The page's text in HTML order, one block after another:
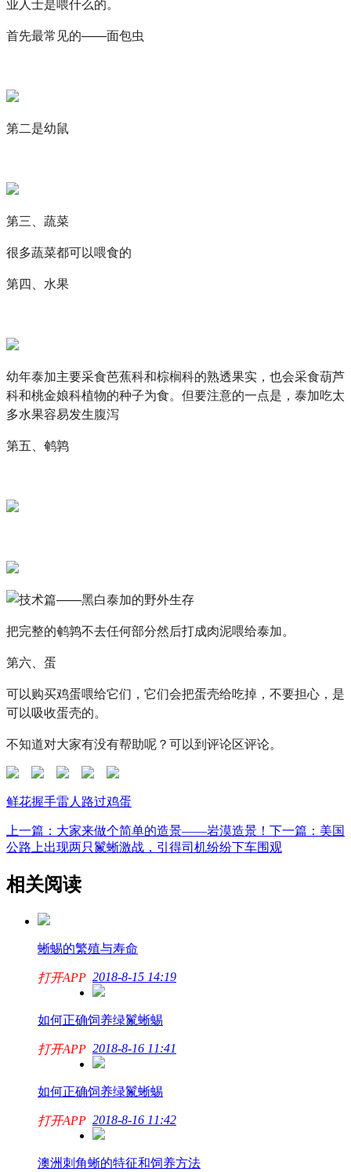
业人士是喂什么的。
首先最常见的——面包虫
第二是幼鼠
第三、蔬菜
很多蔬菜都可以喂食的
第四、水果
幼年泰加主要采食芭蕉科和棕榈科的熟透果实，也会采食葫芦
科和桃金娘科植物的种子为食。但要注意的一点是，泰加吃太
多水果容易发生腹泻
第五、鹌鹑
把完整的鹌鹑不去任何部分然后打成肉泥喂给泰加。
第六、蛋
可以购买鸡蛋喂给它们，它们会把蛋壳给吃掉，不要担心，是
可以吸收蛋壳的。
不知道对大家有没有帮助呢？可以到评论区评论。
鲜花握手雷人 路过鸡蛋
上一篇：大家来做个简单的造景——岩漠造景！ 下一篇：美国
公路上出现两只鬣蜥激战，引得司机纷纷下车围观
相关阅读
蜥蜴的繁殖与寿命
2018-8-15 14:19
打开APP
如何正确饲养绿鬣蜥蜴
2018-8-16 11:41
打开APP
如何正确饲养绿鬣蜥蜴
2018-8-16 11:42
打开APP
澳洲刺角蜥的特征和饲养方法